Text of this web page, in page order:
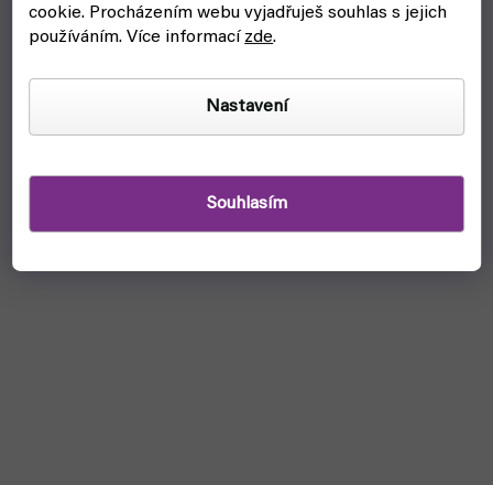
cookie. Procházením webu vyjadřuješ souhlas s jejich
používáním. Více informací zde.
Nastavení
Souhlasím
Plastová sklenička Createx na barvu 120 ml
skladem, ihned k odeslání
Plastová lahvička Createx na barvu 120 ml. využitelná
například k míchání, aplikaci nebo skladování barev.